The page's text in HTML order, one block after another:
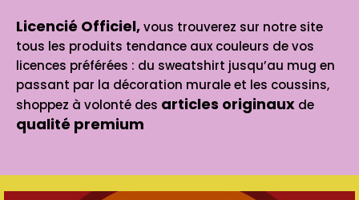
Licencié Officiel,vous trouverez sur notre site
tous les produits tendance aux couleurs de vos
licences préférées : du sweatshirt jusqu’au mug en
passant par la décoration murale et les coussins,
shoppez à volonté des articles originaux de
qualité premium